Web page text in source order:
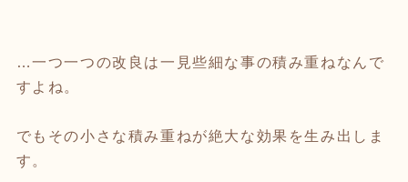
…一つ一つの改良は一見些細な事の積み重ねなんで
すよね。
でもその小さな積み重ねが絶大な効果を生み出しま
す。